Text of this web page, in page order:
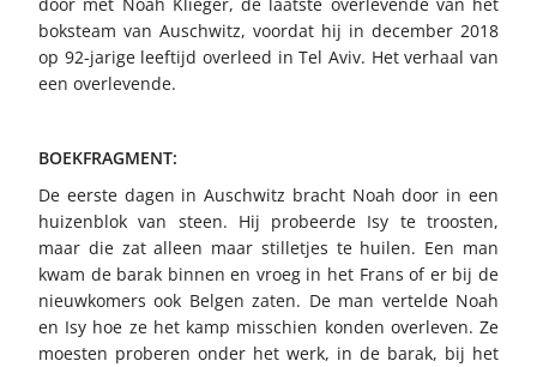
door met Noah Klieger, de laatste overlevende van het
boksteam van Auschwitz, voordat hij in december 2018
op 92-jarige leeftijd overleed in Tel Aviv. Het verhaal van
een overlevende.
BOEKFRAGMENT:
De eerste dagen in Auschwitz bracht Noah door in een
huizenblok van steen. Hij probeerde Isy te troosten,
maar die zat alleen maar stilletjes te huilen. Een man
kwam de barak binnen en vroeg in het Frans of er bij de
nieuwkomers ook Belgen zaten. De man vertelde Noah
en Isy hoe ze het kamp misschien konden overleven. Ze
moesten proberen onder het werk, in de barak, bij het